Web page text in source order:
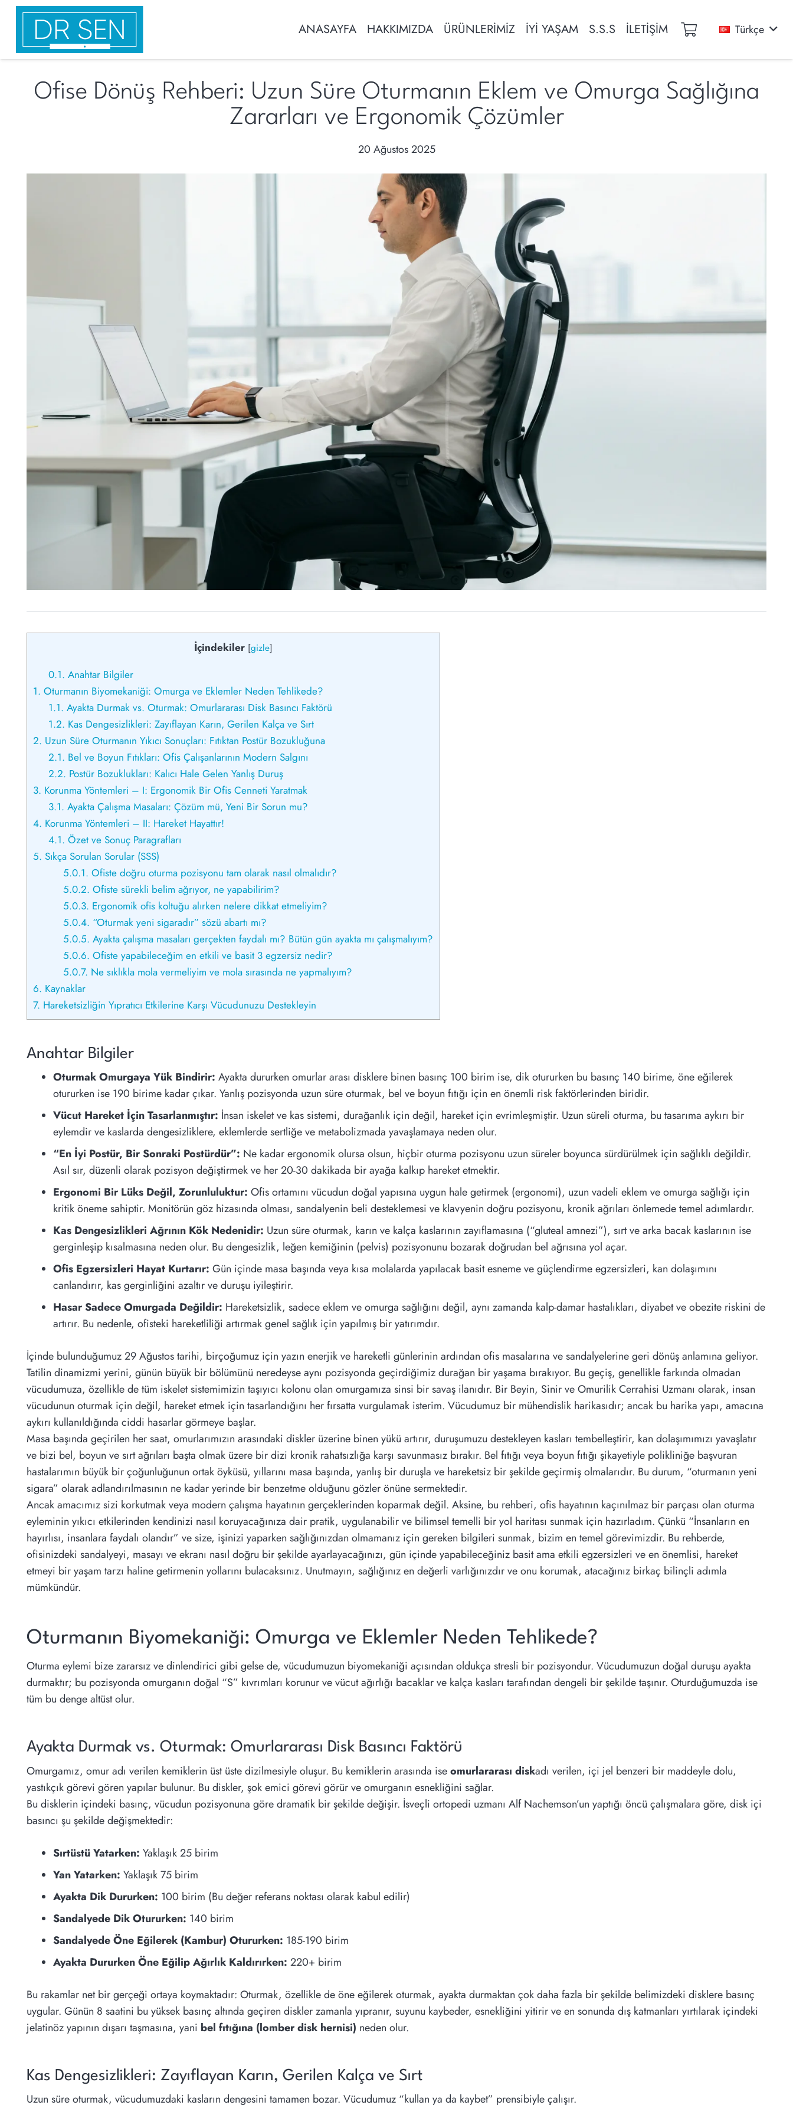
ANASAYFA HAKKIMIZDA ÜRÜNLERİMİZ İYİ YAŞAM S.S.S İLETİŞİM Türkçe
Ofise Dönüş Rehberi: Uzun Süre Oturmanın Eklem ve Omurga Sağlığına
Zararları ve Ergonomik Çözümler
20 Ağustos 2025
İçindekiler [gizle]
0.1. Anahtar Bilgiler
1. Oturmanın Biyomekaniği: Omurga ve Eklemler Neden Tehlikede?
1.1. Ayakta Durmak vs. Oturmak: Omurlararası Disk Basıncı Faktörü
1.2. Kas Dengesizlikleri: Zayıflayan Karın, Gerilen Kalça ve Sırt
2. Uzun Süre Oturmanın Yıkıcı Sonuçları: Fıtıktan Postür Bozukluğuna
2.1. Bel ve Boyun Fıtıkları: Ofis Çalışanlarının Modern Salgını
2.2. Postür Bozuklukları: Kalıcı Hale Gelen Yanlış Duruş
3. Korunma Yöntemleri – I: Ergonomik Bir Ofis Cenneti Yaratmak
3.1. Ayakta Çalışma Masaları: Çözüm mü, Yeni Bir Sorun mu?
4. Korunma Yöntemleri – II: Hareket Hayattır!
4.1. Özet ve Sonuç Paragrafları
5. Sıkça Sorulan Sorular (SSS)
5.0.1. Ofiste doğru oturma pozisyonu tam olarak nasıl olmalıdır?
5.0.2. Ofiste sürekli belim ağrıyor, ne yapabilirim?
5.0.3. Ergonomik ofis koltuğu alırken nelere dikkat etmeliyim?
5.0.4. “Oturmak yeni sigaradır” sözü abartı mı?
5.0.5. Ayakta çalışma masaları gerçekten faydalı mı? Bütün gün ayakta mı çalışmalıyım?
5.0.6. Ofiste yapabileceğim en etkili ve basit 3 egzersiz nedir?
5.0.7. Ne sıklıkla mola vermeliyim ve mola sırasında ne yapmalıyım?
6. Kaynaklar
7. Hareketsizliğin Yıpratıcı Etkilerine Karşı Vücudunuzu Destekleyin
Anahtar Bilgiler
Oturmak Omurgaya Yük Bindirir: Ayakta dururken omurlar arası disklere binen basınç 100 birim ise, dik otururken bu basınç 140 birime, öne eğilerek
otururken ise 190 birime kadar çıkar. Yanlış pozisyonda uzun süre oturmak, bel ve boyun fıtığı için en önemli risk faktörlerinden biridir.
Vücut Hareket İçin Tasarlanmıştır: İnsan iskelet ve kas sistemi, durağanlık için değil, hareket için evrimleşmiştir. Uzun süreli oturma, bu tasarıma aykırı bir
eylemdir ve kaslarda dengesizliklere, eklemlerde sertliğe ve metabolizmada yavaşlamaya neden olur.
“En İyi Postür, Bir Sonraki Postürdür”: Ne kadar ergonomik olursa olsun, hiçbir oturma pozisyonu uzun süreler boyunca sürdürülmek için sağlıklı değildir.
Asıl sır, düzenli olarak pozisyon değiştirmek ve her 20-30 dakikada bir ayağa kalkıp hareket etmektir.
Ergonomi Bir Lüks Değil, Zorunluluktur: Ofis ortamını vücudun doğal yapısına uygun hale getirmek (ergonomi), uzun vadeli eklem ve omurga sağlığı için
kritik öneme sahiptir. Monitörün göz hizasında olması, sandalyenin beli desteklemesi ve klavyenin doğru pozisyonu, kronik ağrıları önlemede temel adımlardır.
Kas Dengesizlikleri Ağrının Kök Nedenidir: Uzun süre oturmak, karın ve kalça kaslarının zayıflamasına (“gluteal amnezi”), sırt ve arka bacak kaslarının ise
gerginleşip kısalmasına neden olur. Bu dengesizlik, leğen kemiğinin (pelvis) pozisyonunu bozarak doğrudan bel ağrısına yol açar.
Ofis Egzersizleri Hayat Kurtarır: Gün içinde masa başında veya kısa molalarda yapılacak basit esneme ve güçlendirme egzersizleri, kan dolaşımını
canlandırır, kas gerginliğini azaltır ve duruşu iyileştirir.
Hasar Sadece Omurgada Değildir: Hareketsizlik, sadece eklem ve omurga sağlığını değil, aynı zamanda kalp-damar hastalıkları, diyabet ve obezite riskini de
artırır. Bu nedenle, ofisteki hareketliliği artırmak genel sağlık için yapılmış bir yatırımdır.
İçinde bulunduğumuz 29 Ağustos tarihi, birçoğumuz için yazın enerjik ve hareketli günlerinin ardından ofis masalarına ve sandalyelerine geri dönüş anlamına geliyor.
Tatilin dinamizmi yerini, günün büyük bir bölümünü neredeyse aynı pozisyonda geçirdiğimiz durağan bir yaşama bırakıyor. Bu geçiş, genellikle farkında olmadan
vücudumuza, özellikle de tüm iskelet sistemimizin taşıyıcı kolonu olan omurgamıza sinsi bir savaş ilanıdır. Bir Beyin, Sinir ve Omurilik Cerrahisi Uzmanı olarak, insan
vücudunun oturmak için değil, hareket etmek için tasarlandığını her fırsatta vurgulamak isterim. Vücudumuz bir mühendislik harikasıdır; ancak bu harika yapı, amacına
aykırı kullanıldığında ciddi hasarlar görmeye başlar.
Masa başında geçirilen her saat, omurlarımızın arasındaki diskler üzerine binen yükü artırır, duruşumuzu destekleyen kasları tembelleştirir, kan dolaşımımızı yavaşlatır
ve bizi bel, boyun ve sırt ağrıları başta olmak üzere bir dizi kronik rahatsızlığa karşı savunmasız bırakır. Bel fıtığı veya boyun fıtığı şikayetiyle polikliniğe başvuran
hastalarımın büyük bir çoğunluğunun ortak öyküsü, yıllarını masa başında, yanlış bir duruşla ve hareketsiz bir şekilde geçirmiş olmalarıdır. Bu durum, “oturmanın yeni
sigara” olarak adlandırılmasının ne kadar yerinde bir benzetme olduğunu gözler önüne sermektedir.
Ancak amacımız sizi korkutmak veya modern çalışma hayatının gerçeklerinden koparmak değil. Aksine, bu rehberi, ofis hayatının kaçınılmaz bir parçası olan oturma
eyleminin yıkıcı etkilerinden kendinizi nasıl koruyacağınıza dair pratik, uygulanabilir ve bilimsel temelli bir yol haritası sunmak için hazırladım. Çünkü “İnsanların en
hayırlısı, insanlara faydalı olandır” ve size, işinizi yaparken sağlığınızdan olmamanız için gereken bilgileri sunmak, bizim en temel görevimizdir. Bu rehberde,
ofisinizdeki sandalyeyi, masayı ve ekranı nasıl doğru bir şekilde ayarlayacağınızı, gün içinde yapabileceğiniz basit ama etkili egzersizleri ve en önemlisi, hareket
etmeyi bir yaşam tarzı haline getirmenin yollarını bulacaksınız. Unutmayın, sağlığınız en değerli varlığınızdır ve onu korumak, atacağınız birkaç bilinçli adımla
mümkündür.
Oturmanın Biyomekaniği: Omurga ve Eklemler Neden Tehlikede?
Oturma eylemi bize zararsız ve dinlendirici gibi gelse de, vücudumuzun biyomekaniği açısından oldukça stresli bir pozisyondur. Vücudumuzun doğal duruşu ayakta
durmaktır; bu pozisyonda omurganın doğal “S” kıvrımları korunur ve vücut ağırlığı bacaklar ve kalça kasları tarafından dengeli bir şekilde taşınır. Oturduğumuzda ise
tüm bu denge altüst olur.
Ayakta Durmak vs. Oturmak: Omurlararası Disk Basıncı Faktörü
Omurgamız, omur adı verilen kemiklerin üst üste dizilmesiyle oluşur. Bu kemiklerin arasında iseomurlararası diskadı verilen, içi jel benzeri bir maddeyle dolu,
yastıkçık görevi gören yapılar bulunur. Bu diskler, şok emici görevi görür ve omurganın esnekliğini sağlar.
Bu disklerin içindeki basınç, vücudun pozisyonuna göre dramatik bir şekilde değişir. İsveçli ortopedi uzmanı Alf Nachemson’un yaptığı öncü çalışmalara göre, disk içi
basıncı şu şekilde değişmektedir:
Sırtüstü Yatarken: Yaklaşık 25 birim
Yan Yatarken: Yaklaşık 75 birim
Ayakta Dik Dururken: 100 birim (Bu değer referans noktası olarak kabul edilir)
Sandalyede Dik Otururken: 140 birim
Sandalyede Öne Eğilerek (Kambur) Otururken: 185-190 birim
Ayakta Dururken Öne Eğilip Ağırlık Kaldırırken: 220+ birim
Bu rakamlar net bir gerçeği ortaya koymaktadır: Oturmak, özellikle de öne eğilerek oturmak, ayakta durmaktan çok daha fazla bir şekilde belimizdeki disklere basınç
uygular. Günün 8 saatini bu yüksek basınç altında geçiren diskler zamanla yıpranır, suyunu kaybeder, esnekliğini yitirir ve en sonunda dış katmanları yırtılarak içindeki
jelatinöz yapının dışarı taşmasına, yani bel fıtığına (lomber disk hernisi) neden olur.
Kas Dengesizlikleri: Zayıflayan Karın, Gerilen Kalça ve Sırt
Uzun süre oturmak, vücudumuzdaki kasların dengesini tamamen bozar. Vücudumuz “kullan ya da kaybet” prensibiyle çalışır.